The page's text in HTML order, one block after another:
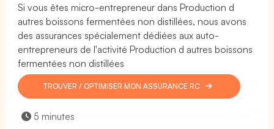
Si vous êtes micro-entrepreneur dans Production d
autres boissons fermentées non distillées, nous avons
des assurances spécialement dédiées aux auto-
entrepreneurs de l'activité Production d autres boissons
fermentées non distillées
TROUVER / OPTIMISER MON ASSURANCE RC
5 minutes